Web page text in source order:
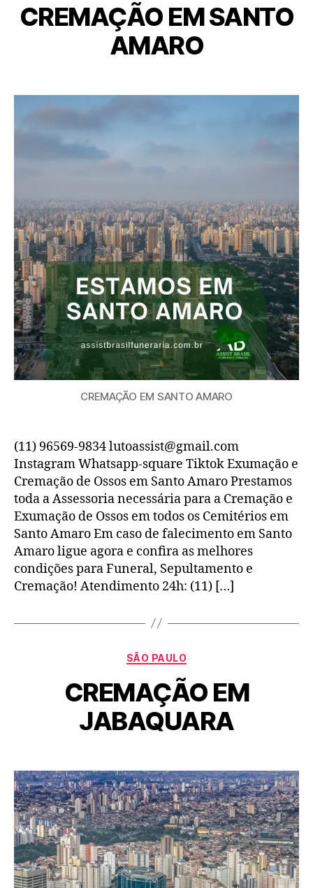
CREMAÇÃO EM SANTO
AMARO
CREMAÇÃO EM SANTO AMARO
(11) 96569-9834 lutoassist@gmail.com
Instagram Whatsapp-square Tiktok Exumação e
Cremação de Ossos em Santo Amaro Prestamos
toda a Assessoria necessária para a Cremação e
Exumação de Ossos em todos os Cemitérios em
Santo Amaro Em caso de falecimento em Santo
Amaro ligue agora e confira as melhores
condições para Funeral, Sepultamento e
Cremação! Atendimento 24h: (11) […]
SÃO PAULO
CREMAÇÃO EM
JABAQUARA